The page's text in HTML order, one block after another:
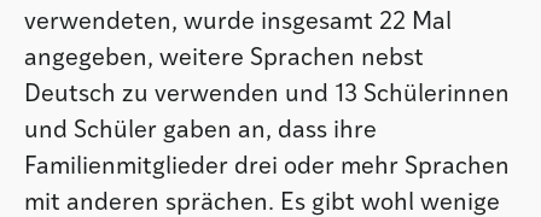
verwendeten, wurde insgesamt 22 Mal
angegeben, weitere Sprachen nebst
Deutsch zu verwenden und 13 Schülerinnen
und Schüler gaben an, dass ihre
Familienmitglieder drei oder mehr Sprachen
mit anderen sprächen. Es gibt wohl wenige